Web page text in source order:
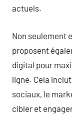
actuels.
Non seulement
proposent
digital pour
ligne. Cela
sociaux, le
cibler et